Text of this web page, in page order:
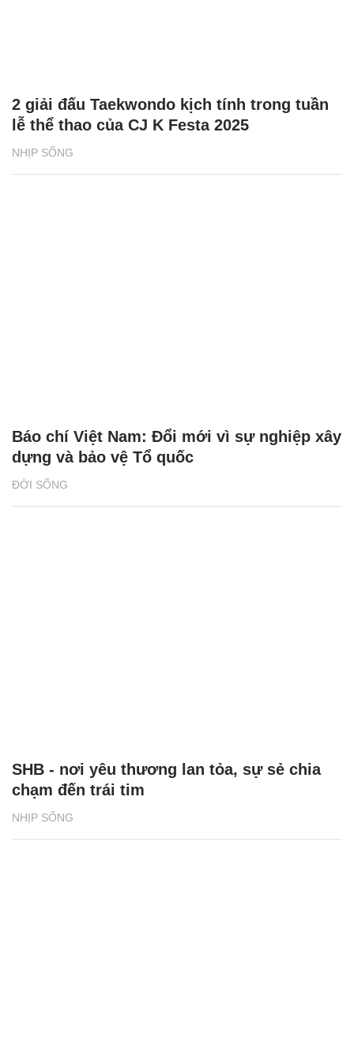
NHỊP SỐNG
2 giải đấu Taekwondo kịch tính trong tuần
lễ thể thao của CJ K Festa 2025
ĐỜI SỐNG
Báo chí Việt Nam: Đổi mới vì sự nghiệp xây
dựng và bảo vệ Tổ quốc
NHỊP SỐNG
SHB - nơi yêu thương lan tỏa, sự sẻ chia
chạm đến trái tim